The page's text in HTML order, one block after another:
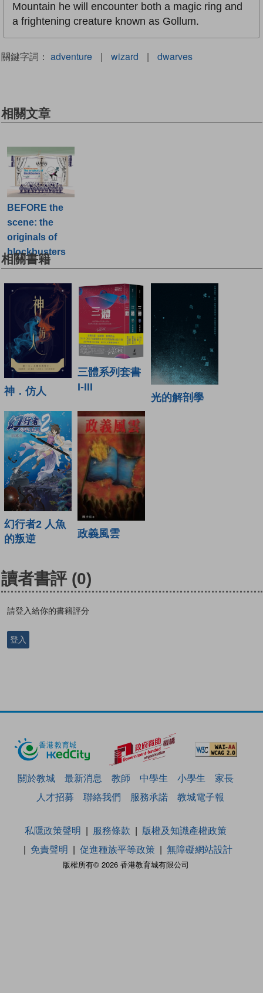
Mountain he will encounter both a magic ring and
a frightening creature known as Gollum.
關鍵字詞： adventure | wizard | dwarves
相關文章
BEFORE the
scene: the
originals of
blockbusters
相關書籍
神．仿人
三體系列套書
I-III
光的解剖學
幻行者2 人魚
的叛逆
政義風雲
讀者書評 (0)
請登入給你的書籍評分
登入
關於教城 最新消息 教師 中學生 小學生
家長
人才招募
聯絡我們 服務承諾 教城電子報
版權所有© 2026 香港教育城有限公司
私隱政策聲明 服務條款
版權及知識產權政策
免責聲明
促進種族平等政策 無障礙網站設計